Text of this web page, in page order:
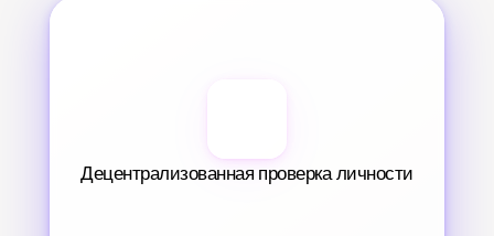
Децентрализованная проверка личности